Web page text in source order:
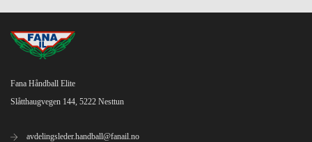
Fana Håndball Elite
Slåtthaugvegen 144, 5222 Nesttun
avdelingsleder.handball@fanail.no